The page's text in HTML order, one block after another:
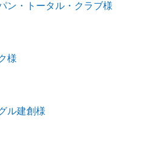
ン・トータル・クラブ​様
様
ル建創様